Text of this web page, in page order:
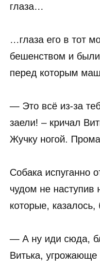
глаза…
…глаза его в тот
бешенством и
перед которым
— Это всё из-за
заели! – кричал
Жучку ногой.
Собака испуганно
чудом не наступив
которые,
— А ну иди сюда,
Витька, угрожающе